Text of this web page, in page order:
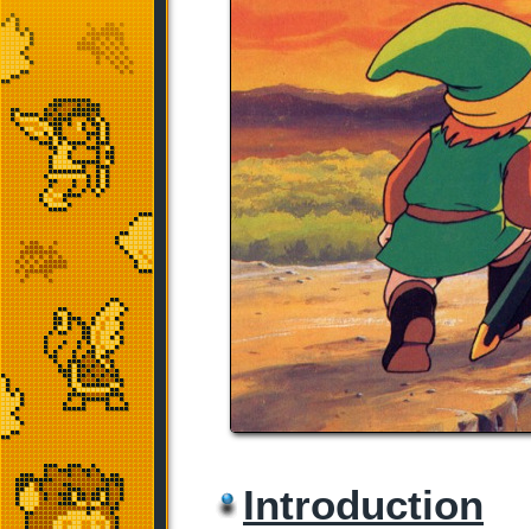
Introduction